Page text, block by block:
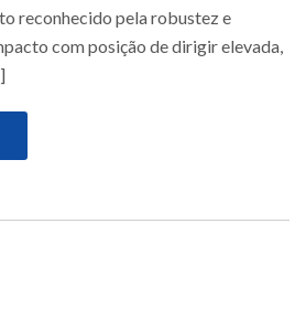
reconhecido pela robustez e
com posição de dirigir elevada,